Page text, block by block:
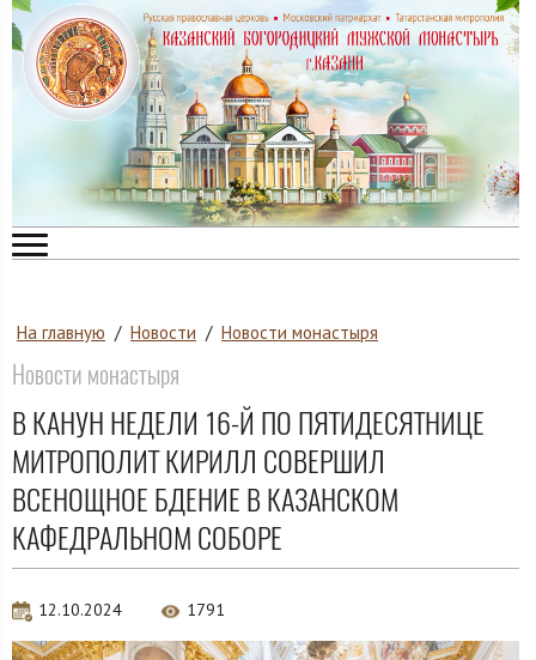
На главную / Новости / Новости монастыря
Новости монастыря
В КАНУН НЕДЕЛИ 16-Й ПО ПЯТИДЕСЯТНИЦЕ
МИТРОПОЛИТ КИРИЛЛ СОВЕРШИЛ
ВСЕНОЩНОЕ БДЕНИЕ В КАЗАНСКОМ
КАФЕДРАЛЬНОМ СОБОРЕ
12.10.2024 1791